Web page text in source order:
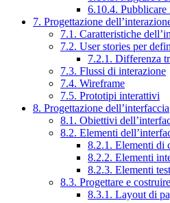
6.10.4. Pubblicare
7. Progettazione
7.1. Caratteristiche
7.2. User stories per
7.2.1. Differenza
7.3. Flussi di interazione
7.4. Wireframe
7.5. Prototipi interattivi
8. Progettazione dell’interfaccia
8.1. Obiettivi
8.2. Elementi
8.2.1. Elementi di
8.2.2. Elementi
8.2.3. Elementi
8.3. Progettare e
8.3.1. Layout di